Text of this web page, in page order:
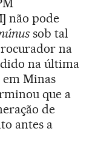
não pode
sob tal
na
na última
Minas
que a
de
antes a